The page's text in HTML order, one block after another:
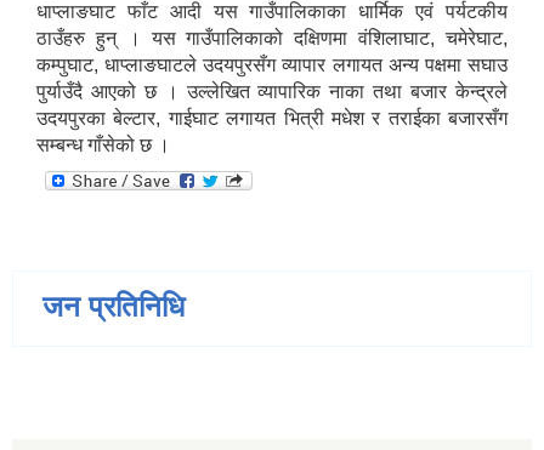
धाप्लाङघाट फाँट आदी यस गाउँपालिकाका धार्मिक एवं पर्यटकीय
ठाउँहरु हुन् । यस गाउँपालिकाको दक्षिणमा वंशिलाघाट, चमेरेघाट,
कम्पुघाट, धाप्लाङघाटले उदयपुरसँग व्यापार लगायत अन्य पक्षमा सघाउ
पुर्याउँदै आएको छ । उल्लेखित व्यापारिक नाका तथा बजार केन्द्रले
उदयपुरका बेल्टार, गाईघाट लगायत भित्री मधेश र तराईका बजारसँग
सम्बन्ध गाँसेको छ ।
जन प्रतिनिधि